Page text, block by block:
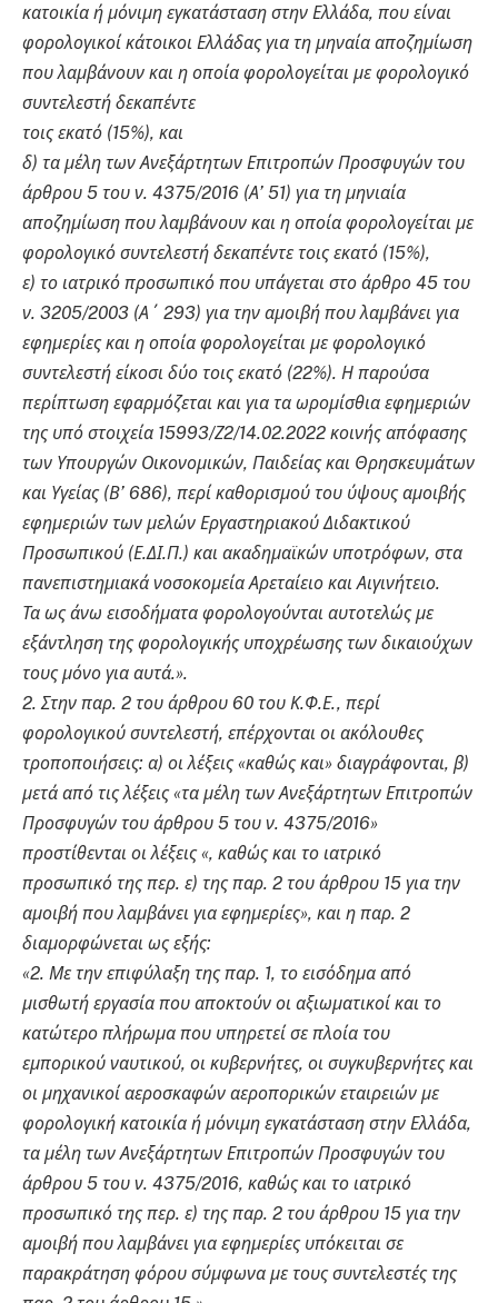
κατοικία ή μόνιμη εγκατάσταση στην Ελλάδα, που είναι
φορολογικοί κάτοικοι Ελλάδας για τη μηναία αποζημίωση
που λαμβάνουν και η οποία φορολογείται με φορολογικό
συντελεστή δεκαπέντε
τοις εκατό (15%), και
δ) τα μέλη των Ανεξάρτητων Επιτροπών Προσφυγών του
άρθρου 5 του ν. 4375/2016 (Α’ 51) για τη μηνιαία
αποζημίωση που λαμβάνουν και η οποία φορολογείται με
φορολογικό συντελεστή δεκαπέντε τοις εκατό (15%),
ε) το ιατρικό προσωπικό που υπάγεται στο άρθρο 45 του
ν. 3205/2003 (Α΄ 293) για την αμοιβή που λαμβάνει για
εφημερίες και η οποία φορολογείται με φορολογικό
συντελεστή είκοσι δύο τοις εκατό (22%). Η παρούσα
περίπτωση εφαρμόζεται και για τα ωρομίσθια εφημεριών
της υπό στοιχεία 15993/Ζ2/14.02.2022 κοινής απόφασης
των Υπουργών Οικονομικών, Παιδείας και Θρησκευμάτων
και Υγείας (Β’ 686), περί καθορισμού του ύψους αμοιβής
εφημεριών των μελών Εργαστηριακού Διδακτικού
Προσωπικού (Ε.ΔΙ.Π.) και ακαδημαϊκών υποτρόφων, στα
πανεπιστημιακά νοσοκομεία Αρεταίειο και Αιγινήτειο.
Τα ως άνω εισοδήματα φορολογούνται αυτοτελώς με
εξάντληση της φορολογικής υποχρέωσης των δικαιούχων
τους μόνο για αυτά.».
2. Στην παρ. 2 του άρθρου 60 του Κ.Φ.Ε., περί
φορολογικού συντελεστή, επέρχονται οι ακόλουθες
τροποποιήσεις: α) οι λέξεις «καθώς και» διαγράφονται, β)
μετά από τις λέξεις «τα μέλη των Ανεξάρτητων Επιτροπών
Προσφυγών του άρθρου 5 του ν. 4375/2016»
προστίθενται οι λέξεις «, καθώς και το ιατρικό
προσωπικό της περ. ε) της παρ. 2 του άρθρου 15 για την
αμοιβή που λαμβάνει για εφημερίες», και η παρ. 2
διαμορφώνεται ως εξής:
«2. Με την επιφύλαξη της παρ. 1, το εισόδημα από
μισθωτή εργασία που αποκτούν οι αξιωματικοί και το
κατώτερο πλήρωμα που υπηρετεί σε πλοία του
εμπορικού ναυτικού, οι κυβερνήτες, οι συγκυβερνήτες και
οι μηχανικοί αεροσκαφών αεροπορικών εταιρειών με
φορολογική κατοικία ή μόνιμη εγκατάσταση στην Ελλάδα,
τα μέλη των Ανεξάρτητων Επιτροπών Προσφυγών του
άρθρου 5 του ν. 4375/2016, καθώς και το ιατρικό
προσωπικό της περ. ε) της παρ. 2 του άρθρου 15 για την
αμοιβή που λαμβάνει για εφημερίες υπόκειται σε
παρακράτηση φόρου σύμφωνα με τους συντελεστές της